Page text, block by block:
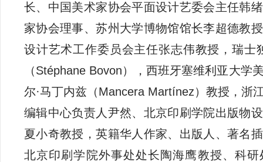
长、中国美术家协会平面设计艺委会主任韩
家协会理事、苏州大学博物馆馆长李超德教
设计艺术工作委员会主任张志伟教授，瑞士
（Stéphane Bovon），西班牙塞维利亚大学
尔·马丁内兹（Mancera Martínez）教授，浙
编辑中心负责人尹然、北京印刷学院出版物
夏小奇教授，英籍华人作家、出版人、著名
北京印刷学院外事处处长陶海鹰教授、科